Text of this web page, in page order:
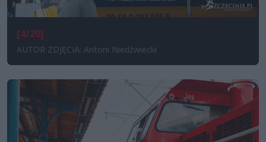
[4/20]
AUTOR ZDJĘCIA: Antoni Niedźwiecki